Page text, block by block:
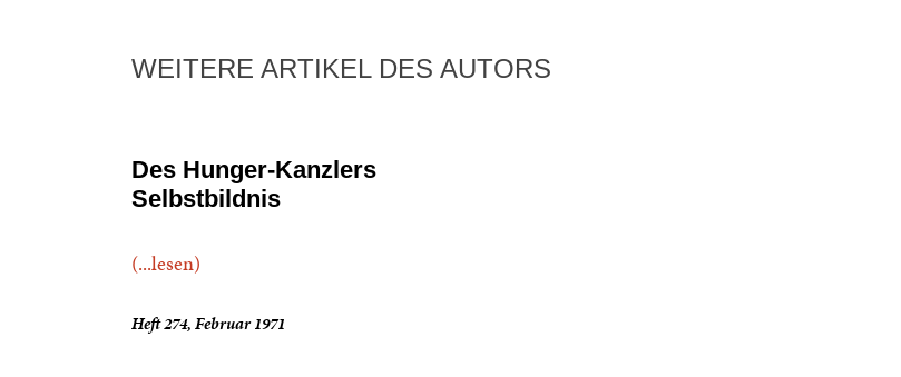
WEITERE ARTIKEL DES AUTORS
Des Hunger-Kanzlers
Selbstbildnis
(...lesen)
Heft 274, Februar 1971